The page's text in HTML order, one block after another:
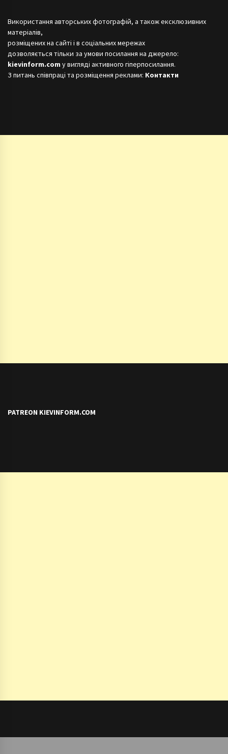
Використання авторських фотографій, а також ексклюзивних
матеріалів,
розміщених на сайті і в соціальних мережах
дозволяється тільки за умови посилання на джерело:
kievinform.com у вигляді активного гіперпосилання.
З питань співпраці та розміщення реклами: Контакти
PATREON KIEVINFORM.COM